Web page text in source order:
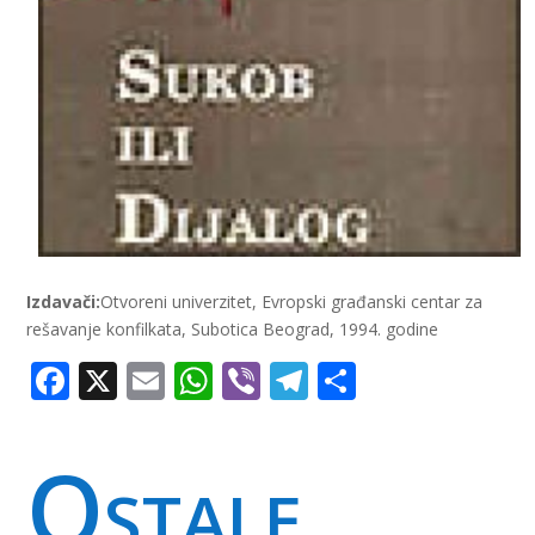
Izdavači:Otvoreni univerzitet, Evropski građanski centar za
rešavanje konfilkata, Subotica Beograd, 1994. godine
Facebook
X EmailWhatsApp
ViberTelegram